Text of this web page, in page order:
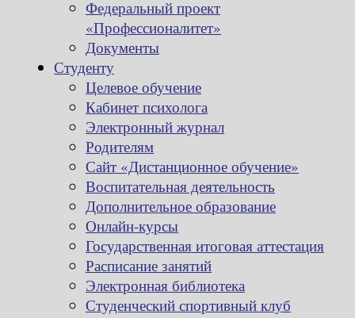
Федеральный проект
«Профессионалитет»
Документы
Студенту
Целевое обучение
Кабинет психолога
Электронный журнал
Родителям
Сайт «Дистанционное обучение»
Воспитательная деятельность
Дополнительное образование
Онлайн-курсы
Государственная итоговая аттестация
Расписание занятий
Электронная библиотека
Студенческий спортивный клуб